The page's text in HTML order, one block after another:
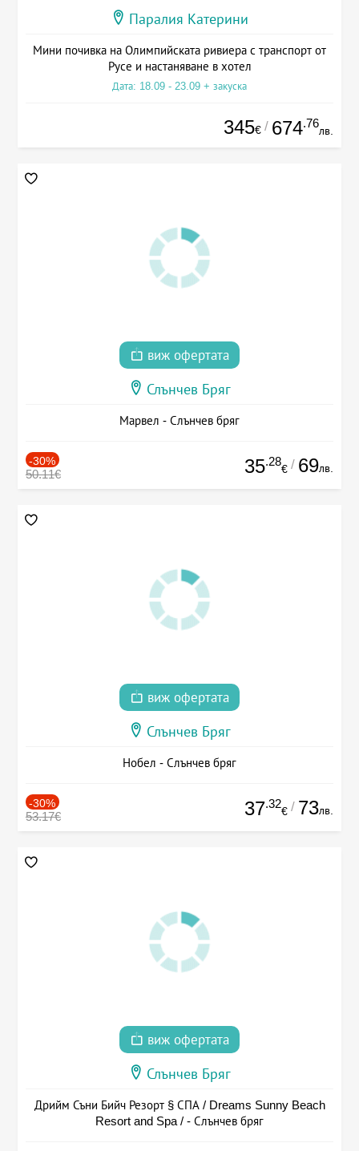
Паралия Катерини
Мини почивка на Олимпийската ривиера с транспорт от
Русе и настаняване в хотел
Дата: 18.09 - 23.09 + закуска
345€ / 674.76
лв.
виж офертата
Слънчев Бряг
Марвел - Слънчев бряг
-30%
50.11€ 35.28
€ / 69лв.
виж офертата
Слънчев Бряг
Нобел - Слънчев бряг
-30%
53.17€ 37.32
€ / 73лв.
виж офертата
Слънчев Бряг
Дрийм Съни Бийч Резорт § СПА / Dreams Sunny Beach
Resort and Spa / - Слънчев бряг